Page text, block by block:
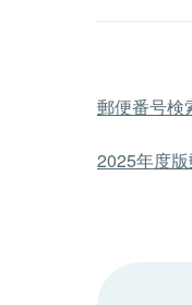
郵便番号検
2025年度